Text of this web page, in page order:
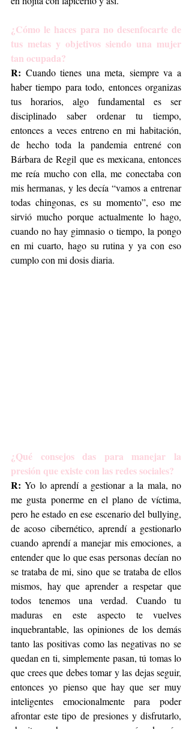
¿Cómo le haces para no desenfocarte de
tus metas y objetivos siendo una mujer
tan ocupada?
R: Cuando tienes una meta, siempre va a
haber tiempo para todo, entonces organizas
tus horarios, algo fundamental es ser
disciplinado saber ordenar tu tiempo,
entonces a veces entreno en mi habitación,
de hecho toda la pandemia entrené con
Bárbara de Regil que es mexicana, entonces
me reía mucho con ella, me conectaba con
mis hermanas, y les decía “vamos a entrenar
todas chingonas, es su momento”, eso me
sirvió mucho porque actualmente lo hago,
cuando no hay gimnasio o tiempo, la pongo
en mi cuarto, hago su rutina y ya con eso
cumplo con mi dosis diaria.
¿Qué consejos das para manejar la
presión que existe con las redes sociales?
R: Yo lo aprendí a gestionar a la mala, no
me gusta ponerme en el plano de víctima,
pero he estado en ese escenario del bullying,
de acoso cibernético, aprendí a gestionarlo
cuando aprendí a manejar mis emociones, a
entender que lo que esas personas decían no
se trataba de mi, sino que se trataba de ellos
mismos, hay que aprender a respetar que
todos tenemos una verdad. Cuando tu
maduras en este aspecto te vuelves
inquebrantable, las opiniones de los demás
tanto las positivas como las negativas no se
quedan en ti, simplemente pasan, tú tomas lo
que crees que debes tomar y las dejas seguir,
entonces yo pienso que hay que ser muy
inteligentes emocionalmente para poder
afrontar este tipo de presiones y disfrutarlo,